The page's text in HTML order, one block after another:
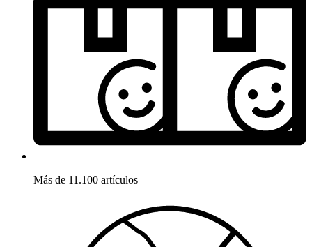
Más de 11.100 artículos